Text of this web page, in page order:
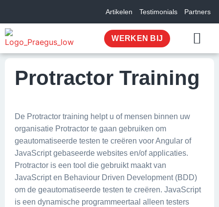
Artikelen Testimonials Partners
WERKEN BIJ
Protractor Training
De Protractor training helpt u of mensen binnen uw
organisatie Protractor te gaan gebruiken om
geautomatiseerde testen te creëren voor Angular of
JavaScript gebaseerde websites en/of applicaties.
Protractor is een tool die gebruikt maakt van
JavaScript en Behaviour Driven Development (BDD)
om de geautomatiseerde testen te creëren. JavaScript
is een dynamische programmeertaal alleen testers